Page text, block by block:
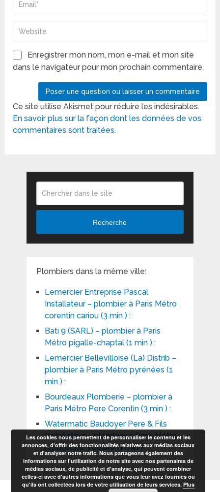
Enregistrer mon nom, mon e-mail et mon site
dans le navigateur pour mon prochain commentaire.
Ce site utilise Akismet pour réduire les indésirables.
En savoir plus sur la façon dont les données de vos
commentaires sont traitées.
Recherche
Plombiers dans la même ville:
Lemercier Entreprise Pascal
Installateur – plombier à Paris Métro
corentin cariou (3 min ) :
Bati 9 (SARL) – plombier à Paris
Métro pigalle-chaptal (1 min ) :
Lemercier Bellevilloise (La) Distrib –
plombier à Paris Métro pyrénées (1
min ) :
Bourdeaux Plomberie – plombier à
Paris Métro Pere Corentin (3 min ) :
Watermatic Baudoyer Pere & Fils
Installateur – plombier à Paris Métro
republique-voltaire (1 min ) :
Les cookies nous permettent de personnaliser le contenu et les
annonces, d'offrir des fonctionnalités relatives aux médias sociaux
et d'analyser notre trafic. Nous partageons également des
informations sur l'utilisation de notre site avec nos partenaires de
médias sociaux, de publicité et d'analyse, qui peuvent combiner
celles-ci avec d'autres informations que vous leur avez fournies ou
qu'ils ont collectées lors de votre utilisation de leurs services. Plus